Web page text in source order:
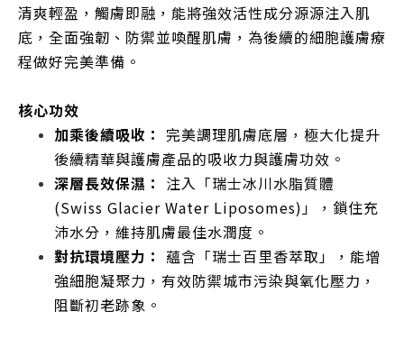
清爽輕盈，觸膚即融，能將強效活性成分源源注入肌
底，全面強韌、防禦並喚醒肌膚，為後續的細胞護膚療
程做好完美準備。
核心功效
加乘後續吸收： 完美調理肌膚底層，極大化提升
後續精華與護膚產品的吸收力與護膚功效。
深層長效保濕： 注入「瑞士冰川水脂質體
(Swiss Glacier Water Liposomes)」，鎖住充
沛水分，維持肌膚最佳水潤度。
對抗環境壓力： 蘊含「瑞士百里香萃取」，能增
強細胞凝聚力，有效防禦城市污染與氧化壓力，
阻斷初老跡象。